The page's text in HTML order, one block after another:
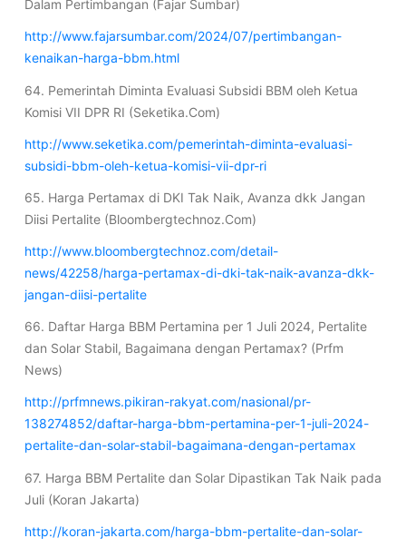
Dalam Pertimbangan (Fajar Sumbar)
http://www.fajarsumbar.com/2024/07/pertimbangan-
kenaikan-harga-bbm.html
64. Pemerintah Diminta Evaluasi Subsidi BBM oleh Ketua
Komisi VII DPR RI (Seketika.Com)
http://www.seketika.com/pemerintah-diminta-evaluasi-
subsidi-bbm-oleh-ketua-komisi-vii-dpr-ri
65. Harga Pertamax di DKI Tak Naik, Avanza dkk Jangan
Diisi Pertalite (Bloombergtechnoz.Com)
http://www.bloombergtechnoz.com/detail-
news/42258/harga-pertamax-di-dki-tak-naik-avanza-dkk-
jangan-diisi-pertalite
66. Daftar Harga BBM Pertamina per 1 Juli 2024, Pertalite
dan Solar Stabil, Bagaimana dengan Pertamax? (Prfm
News)
http://prfmnews.pikiran-rakyat.com/nasional/pr-
138274852/daftar-harga-bbm-pertamina-per-1-juli-2024-
pertalite-dan-solar-stabil-bagaimana-dengan-pertamax
67. Harga BBM Pertalite dan Solar Dipastikan Tak Naik pada
Juli (Koran Jakarta)
http://koran-jakarta.com/harga-bbm-pertalite-dan-solar-